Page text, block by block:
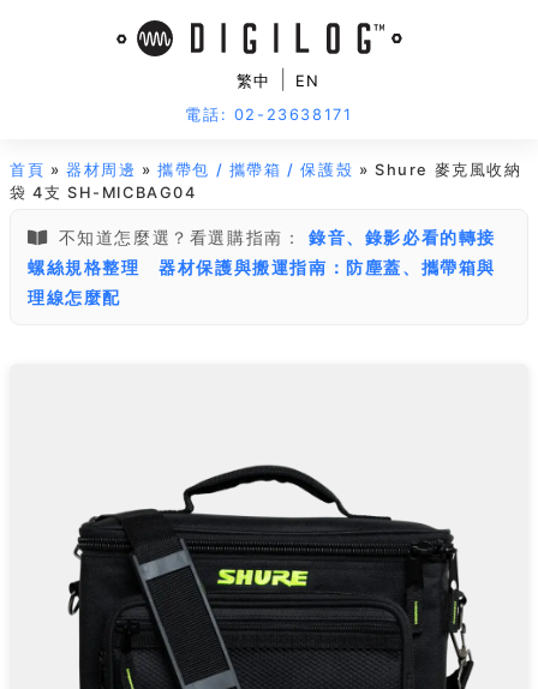
繁中
EN
電話: 02-23638171
首頁 »器材周邊 »攜帶包 / 攜帶箱 / 保護殼 » Shure 麥克風收納
袋 4支 SH-MICBAG04
不知道怎麼選？看選購指南：
錄音、錄影必看的轉接
螺絲規格整理
器材保護與搬運指南：防塵蓋、攜帶箱與
理線怎麼配